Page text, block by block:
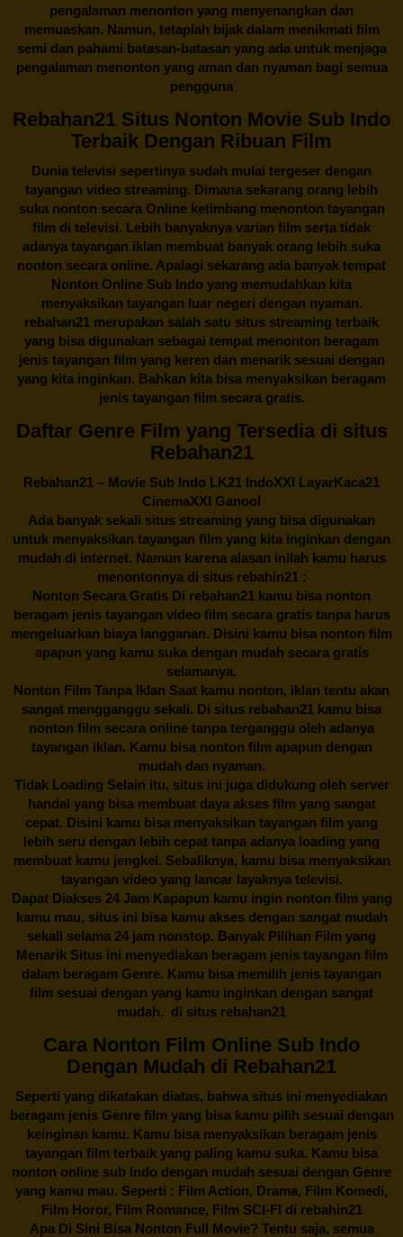
pengalaman menonton yang menyenangkan dan
memuaskan. Namun, tetaplah bijak dalam menikmati film
semi dan pahami batasan-batasan yang ada untuk menjaga
pengalaman menonton yang aman dan nyaman bagi semua
pengguna
Rebahan21 Situs Nonton Movie Sub Indo
Terbaik Dengan Ribuan Film
Dunia televisi sepertinya sudah mulai tergeser dengan
tayangan video streaming. Dimana sekarang orang lebih
suka nonton secara Online ketimbang menonton tayangan
film di televisi. Lebih banyaknya varian film serta tidak
adanya tayangan iklan membuat banyak orang lebih suka
nonton secara online. Apalagi sekarang ada banyak tempat
Nonton Online Sub Indo yang memudahkan kita
menyaksikan tayangan luar negeri dengan nyaman.
rebahan21 merupakan salah satu situs streaming terbaik
yang bisa digunakan sebagai tempat menonton beragam
jenis tayangan film yang keren dan menarik sesuai dengan
yang kita inginkan. Bahkan kita bisa menyaksikan beragam
jenis tayangan film secara gratis.
Daftar Genre Film yang Tersedia di situs
Rebahan21
Rebahan21 – Movie Sub Indo LK21 IndoXXI LayarKaca21
CinemaXXI Ganool
Ada banyak sekali situs streaming yang bisa digunakan
untuk menyaksikan tayangan film yang kita inginkan dengan
mudah di internet. Namun karena alasan inilah kamu harus
menontonnya di situs rebahin21 :
Nonton Secara Gratis Di rebahan21 kamu bisa nonton
beragam jenis tayangan video film secara gratis tanpa harus
mengeluarkan biaya langganan. Disini kamu bisa nonton film
apapun yang kamu suka dengan mudah secara gratis
selamanya.
Nonton Film Tanpa Iklan Saat kamu nonton, iklan tentu akan
sangat mengganggu sekali. Di situs rebahan21 kamu bisa
nonton film secara online tanpa terganggu oleh adanya
tayangan iklan. Kamu bisa nonton film apapun dengan
mudah dan nyaman.
Tidak Loading Selain itu, situs ini juga didukung oleh server
handal yang bisa membuat daya akses film yang sangat
cepat. Disini kamu bisa menyaksikan tayangan film yang
lebih seru dengan lebih cepat tanpa adanya loading yang
membuat kamu jengkel. Sebaliknya, kamu bisa menyaksikan
tayangan video yang lancar layaknya televisi.
Dapat Diakses 24 Jam Kapapun kamu ingin nonton film yang
kamu mau, situs ini bisa kamu akses dengan sangat mudah
sekali selama 24 jam nonstop. Banyak Pilihan Film yang
Menarik Situs ini menyediakan beragam jenis tayangan film
dalam beragam Genre. Kamu bisa memilih jenis tayangan
film sesuai dengan yang kamu inginkan dengan sangat
mudah. di situs rebahan21
Cara Nonton Film Online Sub Indo
Dengan Mudah di Rebahan21
Seperti yang dikatakan diatas, bahwa situs ini menyediakan
beragam jenis Genre film yang bisa kamu pilih sesuai dengan
keinginan kamu. Kamu bisa menyaksikan beragam jenis
tayangan film terbaik yang paling kamu suka. Kamu bisa
nonton online sub Indo dengan mudah sesuai dengan Genre
yang kamu mau. Seperti : Film Action, Drama, Film Komedi,
Film Horor, Film Romance, Film SCI-FI di rebahin21
Apa Di Sini Bisa Nonton Full Movie? Tentu saja, semua